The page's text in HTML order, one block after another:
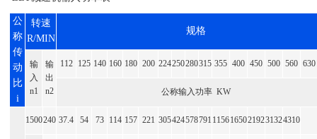
公
称
传
动
比
i
转速
R/MIN
规格
输
入
n1
输
出
n2
112 125 140 160 180 200 224250280315 355 400 450 500 560 630
公称输入功率 KW
1500240 37.4 54 73 114 157 221 305424578791 11561650219231324310